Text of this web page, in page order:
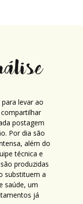
levar ao
postagem
Por dia são
além do
técnica e
produzidas
substituem a
saúde, um
já